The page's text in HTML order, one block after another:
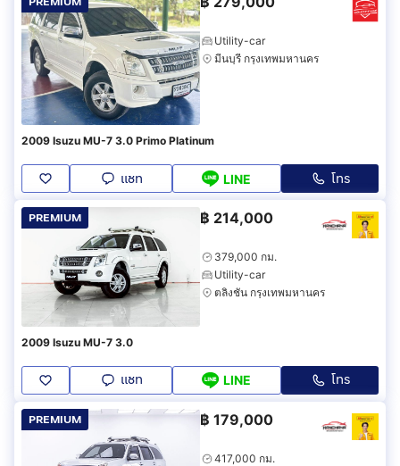
Utility-car
มีนบุรี กรุงเทพมหานคร
2009 Isuzu MU-7 3.0 Primo Platinum
แชท LINE โทร
PREMIUM ฿ 214,000
379,000 กม.
Utility-car
ตลิ่งชัน กรุงเทพมหานคร
2009 Isuzu MU-7 3.0
แชท LINE โทร
PREMIUM ฿ 179,000
417,000 กม.